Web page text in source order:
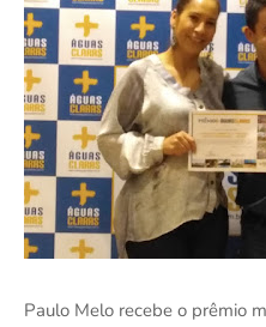
Paulo Melo recebe o prêmio